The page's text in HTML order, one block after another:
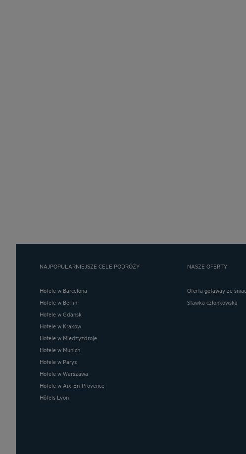
NAJPOPULARNIEJSZE CELE PODRÓŻY
Hotele w Barcelona
Hotele w Berlin
Hotele w Gdansk
Hotele w Krakow
Hotele w Miedzyzdroje
Hotele w Munich
Hotele w Paryz
Hotele w Warszawa
Hotele w Aix-En-Provence
Hôtels Lyon
NASZE OFERTY
Oferta getaway ze
Stawka członkowska